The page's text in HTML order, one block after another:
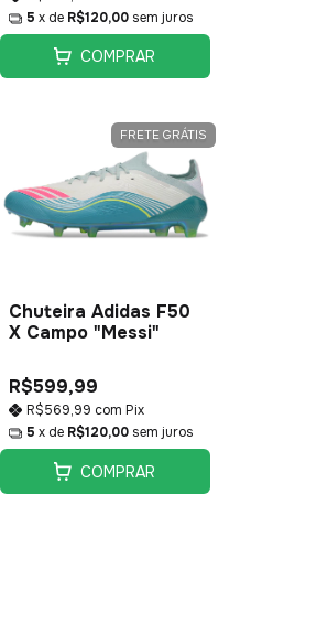
5 x de R$120,00 sem juros
COMPRAR
FRETE GRÁTIS
Chuteira Adidas F50
X Campo "Messi"
R$599,99
R$569,99 com Pix
5 x de R$120,00 sem juros
COMPRAR